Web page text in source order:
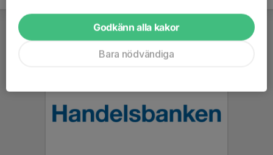
Godkänn alla kakor
Bara nödvändiga